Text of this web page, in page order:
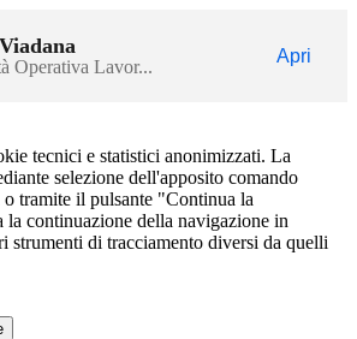
Operativa Lavor...
Apri
tecnici e statistici anonimizzati. La
selezione dell'apposito comando
tramite il pulsante "Continua la
continuazione della navigazione in
strumenti di tracciamento diversi da quelli